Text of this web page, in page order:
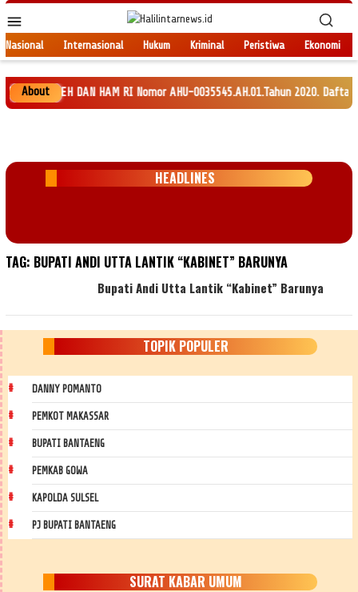
ke
kontenMobile
Nasional Internasional Hukum Kriminal Peristiwa Ekonomi
About
MENKEH DAN HAM RI Nomor AHU-0035545.AH.01.Tahun 2020.
HEADLINES
TAG: BUPATI ANDI UTTA LANTIK “KABINET” BARUNYA
Bupati Andi Utta Lantik “Kabinet” Barunya
TOPIK POPULER
DANNY POMANTO
PEMKOT MAKASSAR
BUPATI BANTAENG
PEMKAB GOWA
KAPOLDA SULSEL
PJ BUPATI BANTAENG
SURAT KABAR UMUM